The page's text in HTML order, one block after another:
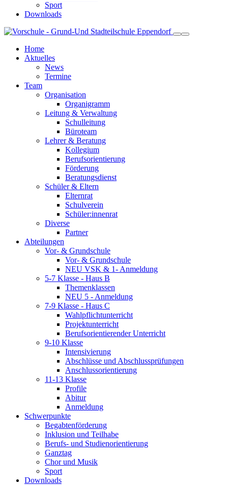
Sport
Downloads
Home
Aktuelles
News
Termine
Team
Organisation
Organigramm
Leitung & Verwaltung
Schulleitung
Büroteam
Lehrer & Beratung
Kollegium
Berufsorientierung
Förderung
Beratungsdienst
Schüler & Eltern
Elternrat
Schulverein
Schüler:innenrat
Diverse
Partner
Abteilungen
Vor- & Grundschule
Vor- & Grundschule
NEU VSK & 1- Anmeldung
5-7 Klasse - Haus B
Themenklassen
NEU 5 - Anmeldung
7-9 Klasse - Haus C
Wahlpflichtunterricht
Projektunterricht
Berufsorientierender Unterricht
9-10 Klasse
Intensivierung
Abschlüsse und Abschlussprüfungen
Anschlussorientierung
11-13 Klasse
Profile
Abitur
Anmeldung
Schwerpunkte
Begabtenförderung
Inklusion und Teilhabe
Berufs- und Studienorientierung
Ganztag
Chor und Musik
Sport
Downloads